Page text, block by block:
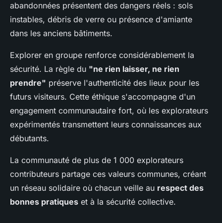
abandonnées présentent des dangers réels : sols
instables, débris de verre ou présence d'amiante
dans les anciens bâtiments.
Explorer en groupe renforce considérablement la
sécurité. La règle du "ne rien laisser, ne rien
prendre" préserve l'authenticité des lieux pour les
futurs visiteurs. Cette éthique s'accompagne d'un
engagement communautaire fort, où les explorateurs
expérimentés transmettent leurs connaissances aux
débutants.
La communauté de plus de 1 000 explorateurs
contributeurs partage ces valeurs communes, créant
un réseau solidaire où chacun veille au respect des
bonnes pratiques et à la sécurité collective.